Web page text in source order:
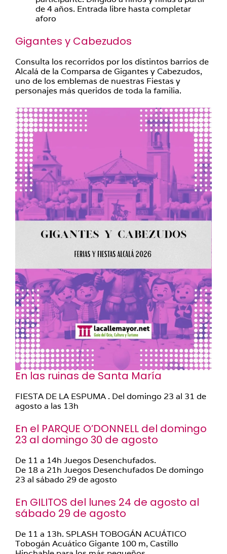
de 4 años. Entrada libre hasta completar
aforo
Gigantes y Cabezudos
Consulta los recorridos por los distintos barrios de
Alcalá de la Comparsa de Gigantes y Cabezudos,
uno de los emblemas de nuestras Fiestas y
personajes más queridos de toda la familia.
En las ruinas de Santa María
FIESTA DE LA ESPUMA . Del domingo 23 al 31 de
agosto a las 13h
En el PARQUE O’DONNELL del domingo
23 al domingo 30 de agosto
De 11 a 14h Juegos Desenchufados.
De 18 a 21h Juegos Desenchufados De domingo
23 al sábado 29 de agosto
En GILITOS del lunes 24 de agosto al
sábado 29 de agosto
De 11 a 13h. SPLASH TOBOGÁN ACUÁTICO
Tobogán Acuático Gigante 100 m, Castillo